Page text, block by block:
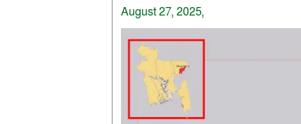
August 27, 2025,